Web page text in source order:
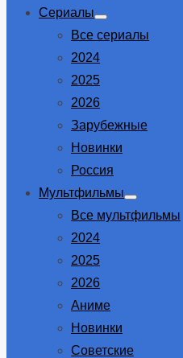
Сериалы
Show
sub
Все сериалы
2024
2025
2026
Зарубежные
Новинки
Россия
Мультфильмы
Show
sub
Все мультфильмы
2024
2025
2026
Аниме
Новинки
Советские